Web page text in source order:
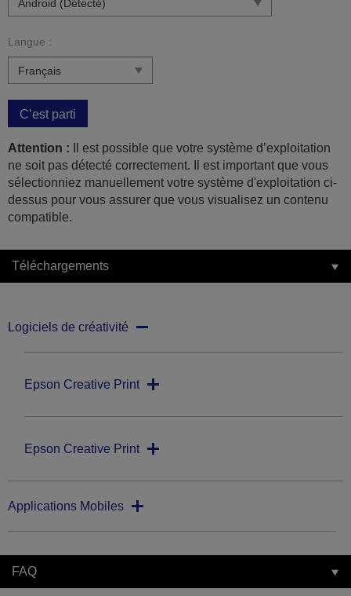
Langue :
C’est parti
Attention : Il est possible que votre système d’exploitation
ne soit pas détecté correctement. Il est important que vous
sélectionniez manuellement votre système d'exploitation ci-
dessus pour vous assurer que vous visualisez un contenu
compatible.
Téléchargements
Logiciels de créativité
Epson Creative Print
Epson Creative Print
Applications Mobiles
FAQ